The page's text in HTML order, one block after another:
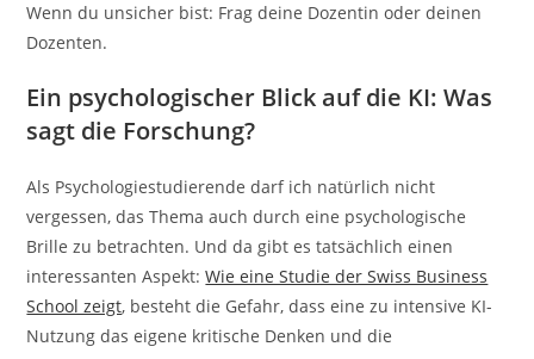
Wenn du unsicher bist: Frag deine Dozentin oder deinen
Dozenten.
Ein psychologischer Blick auf die KI: Was
sagt die Forschung?
Als Psychologiestudierende darf ich natürlich nicht
vergessen, das Thema auch durch eine psychologische
Brille zu betrachten. Und da gibt es tatsächlich einen
interessanten Aspekt:Wie eine Studie der Swiss Business
School zeigt, besteht die Gefahr, dass eine zu intensive KI-
Nutzung das eigene kritische Denken und die